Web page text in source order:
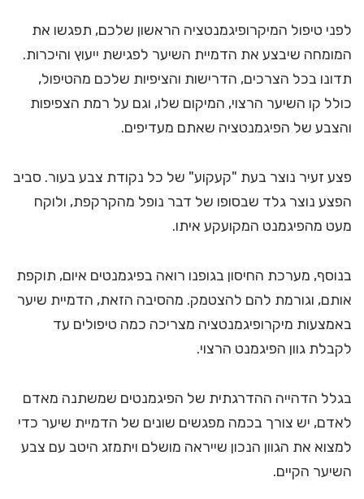
לפני טיפול המיקרופיגמנטציה הראשון שלכם, תפגשו את
המומחה שיבצע את הדמיית השיער לפגישת ייעוץ והיכרות.
תדונו בכל הצרכים, הדרישות והציפיות שלכם מהטיפול,
כולל קו השיער הרצוי, המיקום שלו, וגם על רמת הצפיפות
והצבע של הפיגמנטציה שאתם מעדיפים.
פצע זעיר נוצר בעת "קעקוע" של כל נקודת צבע בעור. סביב
הפצע נוצר גלד שבסופו של דבר נופל מהקרקפת, ולוקח
מעט מהפיגמנט המקועקע איתו.
בנוסף, מערכת החיסון בגופנו רואה בפיגמנטים איום, תוקפת
אותם, וגורמת להם להצטמק. מהסיבה הזאת, הדמיית שיער
באמצעות מיקרופיגמנטציה מצריכה כמה טיפולים עד
לקבלת גוון הפיגמנט הרצוי.
בגלל הדהייה ההדרגתית של הפיגמנטים שמשתנה מאדם
לאדם, יש צורך בכמה מפגשים שונים של הדמיית שיער כדי
למצוא את הגוון הנכון שייראה מושלם ויתמזג היטב עם צבע
השיער הקיים.